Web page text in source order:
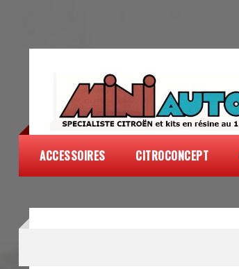
ACCESSOIRES CITROCONCEPT